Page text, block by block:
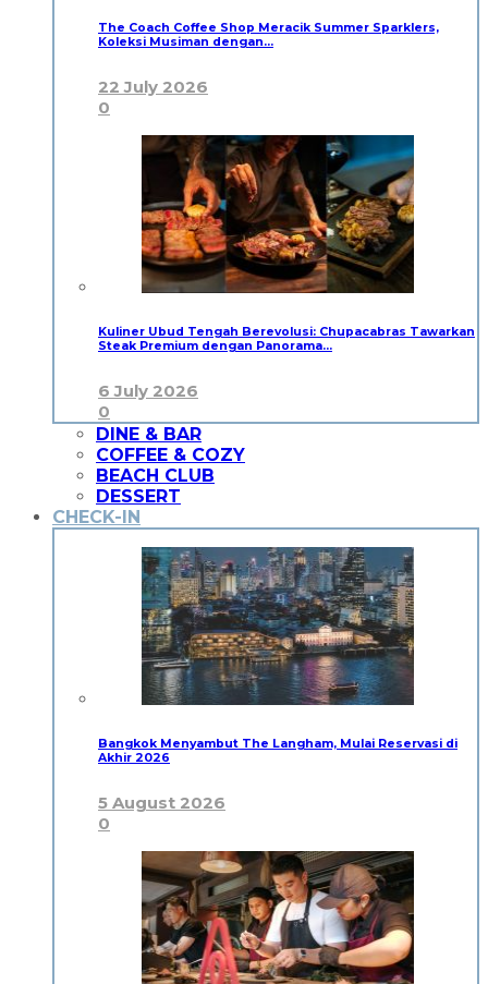
The Coach Coffee Shop Meracik Summer Sparklers,
Koleksi Musiman dengan…
22 July 2026
0
Kuliner Ubud Tengah Berevolusi: Chupacabras Tawarkan
Steak Premium dengan Panorama…
6 July 2026
0
DINE & BAR
COFFEE & COZY
BEACH CLUB
DESSERT
CHECK-IN
Bangkok Menyambut The Langham, Mulai Reservasi di
Akhir 2026
5 August 2026
0